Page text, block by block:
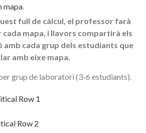
mapa.
full de càlcul, el professor farà
cada mapa, i llavors compartirà els
amb cada grup dels estudiants que
amb eixe mapa.
grup de laboratori (3-6 estudiants).
Row 1
Row 2